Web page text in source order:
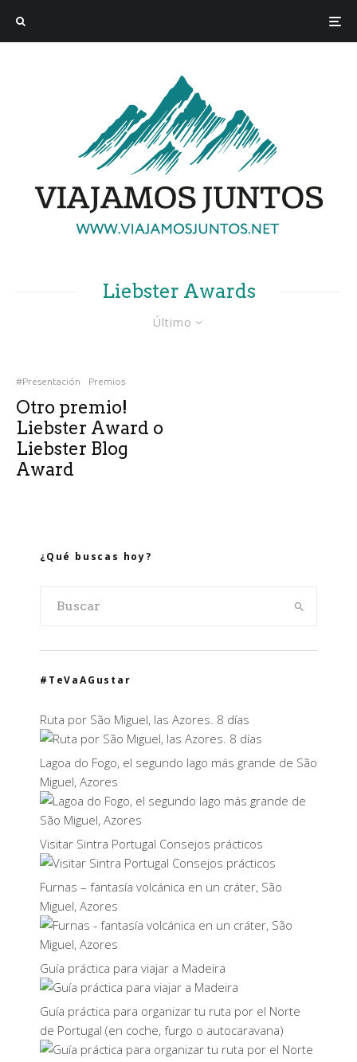
Liebster Awards
Último
#Presentación Premios
Otro premio!
Liebster Award o
Liebster Blog
Award
¿Qué buscas hoy?
#TeVaAGustar
Ruta por São Miguel, las Azores. 8 días
Lagoa do Fogo, el segundo lago más grande de São
Miguel, Azores
Visitar Sintra Portugal Consejos prácticos
Furnas – fantasía volcánica en un cráter, São
Miguel, Azores
Guía práctica para viajar a Madeira
Guía práctica para organizar tu ruta por el Norte
de Portugal (en coche, furgo o autocaravana)